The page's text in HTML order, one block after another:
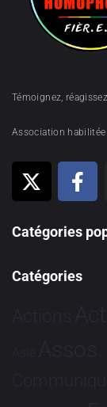
Témoignez,
Association
Catégories
Catégories
Actions
Asie Assos.